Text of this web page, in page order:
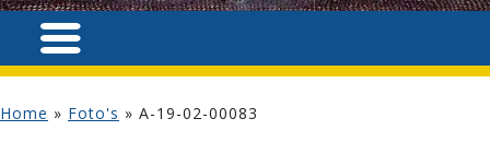
Home » Foto's » A-19-02-00083